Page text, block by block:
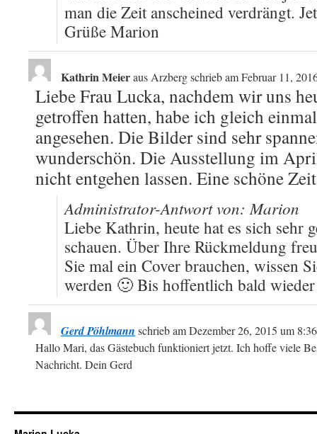
man die Zeit anscheined verdrängt.
Grüße Marion
Kathrin Meieraus Arzbergschrieb amFebruar 11,
Liebe Frau Lucka, nachdem wir uns
getroffen hatten, habe ich gleich
angesehen. Die Bilder sind sehr
wunderschön. Die Ausstellung im
nicht entgehen lassen. Eine schöne
Administrator-Antwort von: Marion
Liebe Kathrin, heute hat es sich sehr
schauen. Über Ihre Rückmeldung
Sie mal ein Cover brauchen, wissen
werden 🙂 Bis hoffentlich bald
Gerd Pöhlmann schrieb amDezember 26, 2015 um
Hallo Mari, das Gästebuch funktioniert jetzt. Ich hoffe viele
Nachricht. Dein Gerd